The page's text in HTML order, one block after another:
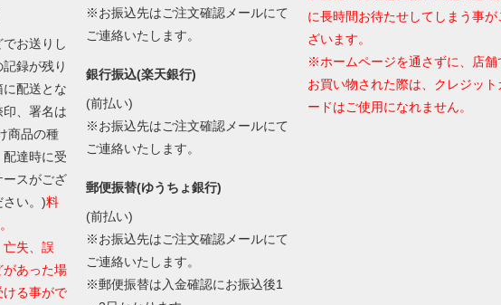
お送りし
録が残り
に配送とな
印、署名は
商品の種
達時に受
ースがござ
さい。)料
失、誤
あった場
る事がで
※お振込先はご注文確認メールにて
ご連絡いたします。
銀行振込(楽天銀行)
(前払い)
※お振込先はご注文確認メールにて
ご連絡いたします。
郵便振替(ゆうちょ銀行)
(前払い)
※お振込先はご注文確認メールにて
ご連絡いたします。
※郵便振替は入金確認にお振込後1
に長時間お待たせしてしまう事が
ざいます。
※ホームページを通さずに、店舗
お買い物された際は、クレジット
ードはご使用になれません。